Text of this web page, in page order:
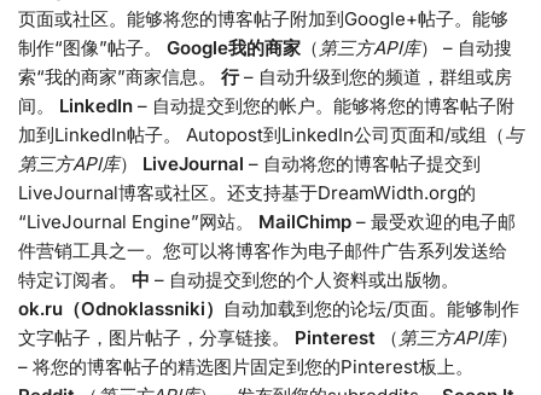
页面或社区。能够将您的博客帖子附加到Google+帖子。能够
制作“图像”帖子。 Google我的商家 （ 第三方API库） – 自动搜
索“我的商家”商家信息。 行– 自动升级到您的频道，群组或房
间。 LinkedIn – 自动提交到您的帐户。能够将您的博客帖子附
加到LinkedIn帖子。 Autopost到LinkedIn公司页面和/或组（与
第三方API库） LiveJournal – 自动将您的博客帖子提交到
LiveJournal博客或社区。还支持基于DreamWidth.org的
“LiveJournal Engine”网站。 MailChimp – 最受欢迎的电子邮
件营销工具之一。您可以将博客作为电子邮件广告系列发送给
特定订阅者。 中 – 自动提交到您的个人资料或出版物。
ok.ru（Odnoklassniki） 自动加载到您的论坛/页面。能够制作
文字帖子，图片帖子，分享链接。 Pinterest （ 第三方API库）
– 将您的博客帖子的精选图片固定到您的Pinterest板上。